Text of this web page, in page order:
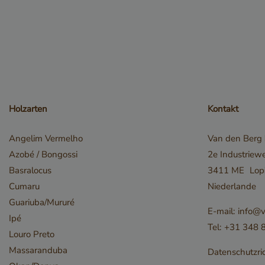
Holzarten
Angelim Vermelho
Azobé / Bongossi
Basralocus
Cumaru
Guariuba/Mururé
Ipé
Louro Preto
Massaranduba
Kontakt
Van den
2e
3411 ME
Niederlande
E-mail:
Tel: +31 348
_GRECAPTCHA
_csrf